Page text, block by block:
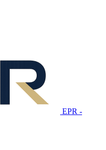
EPR -